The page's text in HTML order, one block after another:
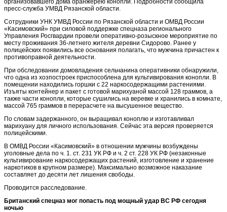
организовавшего дома оранжерею конопли. Подробности сообщила
пресс-служба УМВД Рязанской области.
Сотрудники УНК УМВД России по Рязанской области и ОМВД России
«Касимовский» при силовой поддержке спецназа регионального
Управления Росгвардии провели оперативно-розыскное мероприятие по
месту проживания 36-летнего жителя деревни Сидорово. Ранее у
полицейских появились все основания полагать, что мужчина причастен к
противоправной деятельности.
При обследовании домовладения сельчанина оперативники обнаружили,
что одна из хозпостроек приспособлена для культивирования конопли. В
помещении находились горшки с 22 наркосодержащими растениями.
Изъяты контейнер и пакет с готовой марихуаной массой 128 граммов, а
также части конопли, которые сушились на веревке и хранились в комнате,
массой 765 граммов в перерасчете на высушенное вещество.
По словам задержанного, он выращивал коноплю и изготавливал
марихуану для личного использования. Сейчас эта версия проверяется
полицейскими.
В ОМВД России «Касимовский» в отношении мужчины возбуждены
уголовные дела по ч. 1. ст. 231 УК РФ и ч. 2 ст. 228 УК РФ (незаконные
культивирование наркосодержащих растений, изготовление и хранение
наркотиков в крупном размере). Максимально возможное наказание
составляет до десяти лет лишения свободы.
Проводится расследование.
Британский спецназ мог попасть под мощный удар ВС РФ сегодня
ночью